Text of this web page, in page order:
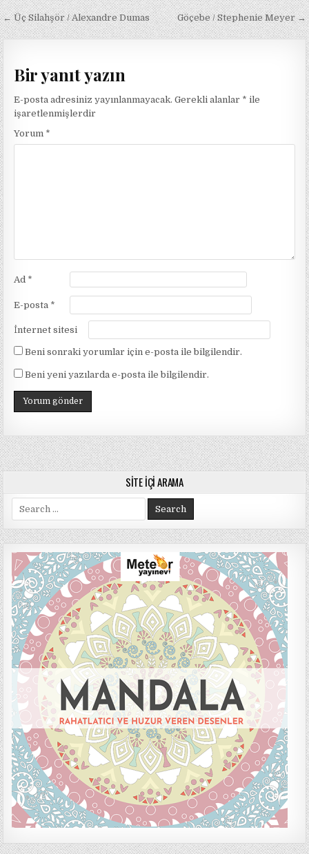
Yazı
gezinmesi
← Üç Silahşör / Alexandre Dumas Göçebe / Stephenie Meyer →
Bir yanıt yazın
E-posta adresiniz yayınlanmayacak. Gerekli alanlar * ile
işaretlenmişlerdir
Yorum *
Ad *
E-posta *
İnternet sitesi
Beni sonraki yorumlar için e-posta ile bilgilendir.
Beni yeni yazılarda e-posta ile bilgilendir.
SITE İÇI ARAMA
Search
for: